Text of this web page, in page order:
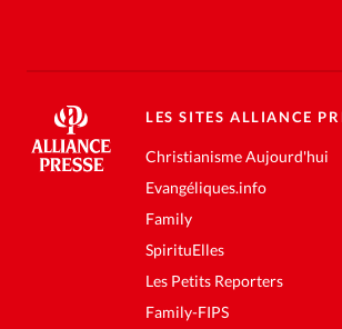
LES SITES ALLIANCE
Christianisme Aujourd'hui
Evangéliques.info
Family
SpirituElles
Les Petits Reporters
Family-FIPS